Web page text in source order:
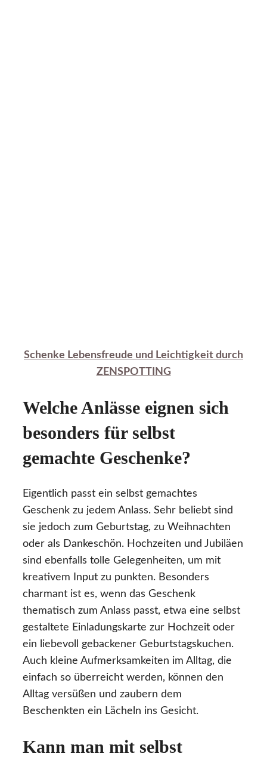
Schenke Lebensfreude und Leichtigkeit durch
ZENSPOTTING
Welche Anlässe eignen sich
besonders für selbst
gemachte Geschenke?
Eigentlich passt ein selbst gemachtes
Geschenk zu jedem Anlass. Sehr beliebt sind
sie jedoch zum Geburtstag, zu Weihnachten
oder als Dankeschön. Hochzeiten und Jubiläen
sind ebenfalls tolle Gelegenheiten, um mit
kreativem Input zu punkten. Besonders
charmant ist es, wenn das Geschenk
thematisch zum Anlass passt, etwa eine selbst
gestaltete Einladungskarte zur Hochzeit oder
ein liebevoll gebackener Geburtstagskuchen.
Auch kleine Aufmerksamkeiten im Alltag, die
einfach so überreicht werden, können den
Alltag versüßen und zaubern dem
Beschenkten ein Lächeln ins Gesicht.
Kann man mit selbst